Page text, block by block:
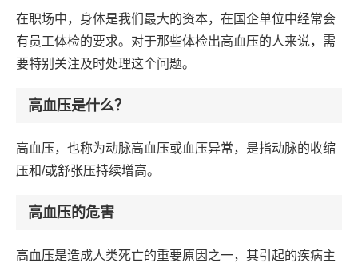
在职场中，身体是我们最大的资本，在国企单位中经常会
有员工体检的要求。对于那些体检出高血压的人来说，需
要特别关注及时处理这个问题。
高血压是什么？
高血压，也称为动脉高血压或血压异常，是指动脉的收缩
压和/或舒张压持续增高。
高血压的危害
高血压是造成人类死亡的重要原因之一，其引起的疾病主